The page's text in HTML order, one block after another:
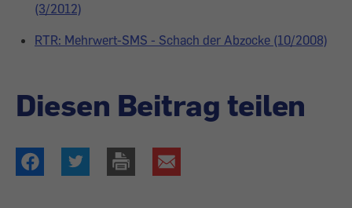
(3/2012)
RTR: Mehrwert-SMS - Schach der Abzocke (10/2008)
Diesen Beitrag teilen